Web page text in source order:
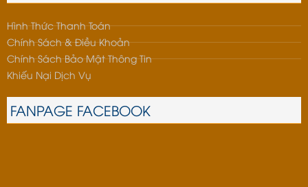
Hình Thức Thanh Toán
Chính Sách & Điều Khoản
Chính Sách Bảo Mật Thông Tin
Khiếu Nại Dịch Vụ
FANPAGE FACEBOOK